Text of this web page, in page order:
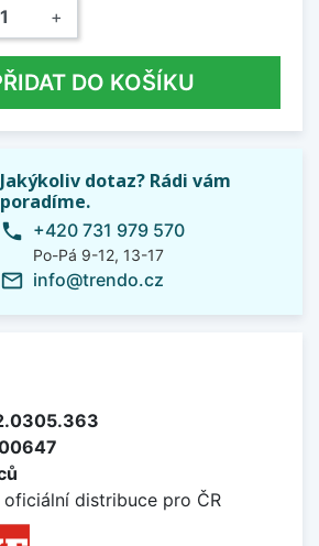
+
DO KOŠÍKU
Jakýkoliv dotaz? Rádi vám
poradíme.
phone +420 731 979 570
Po-Pá 9-12, 13-17
mail_outline info@trendo.cz
distribuce pro ČR